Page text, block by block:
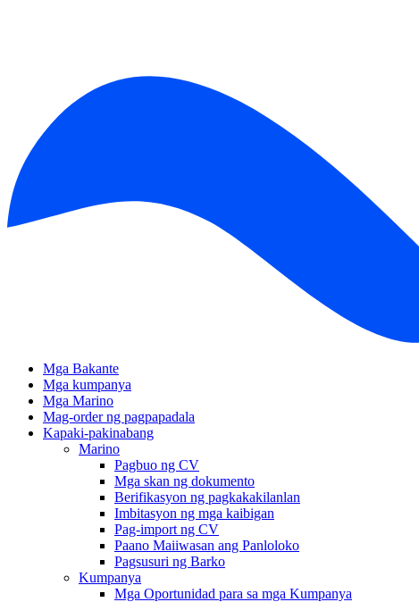
Mga Bakante
Mga kumpanya
Mga Marino
Mag-order ng pagpapadala
Kapaki-pakinabang
Marino
Pagbuo ng CV
Mga skan ng dokumento
Berifikasyon ng pagkakakilanlan
Imbitasyon ng mga kaibigan
Pag-import ng CV
Paano Maiiwasan ang Panloloko
Pagsusuri ng Barko
Kumpanya
Mga Oportunidad para sa mga Kumpanya